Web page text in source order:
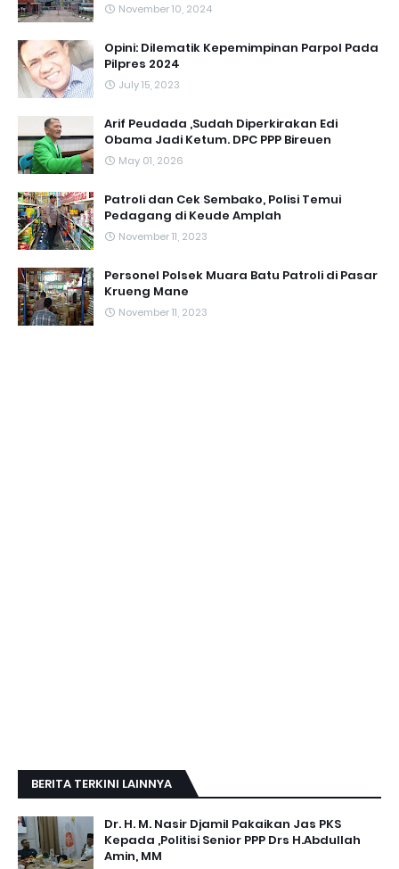
November 10, 2024
Opini: Dilematik Kepemimpinan Parpol Pada
Pilpres 2024
July 15, 2023
Arif Peudada ,Sudah Diperkirakan Edi
Obama Jadi Ketum. DPC PPP Bireuen
May 01, 2026
Patroli dan Cek Sembako, Polisi Temui
Pedagang di Keude Amplah
November 11, 2023
Personel Polsek Muara Batu Patroli di Pasar
Krueng Mane
November 11, 2023
BERITA TERKINI LAINNYA
Dr. H. M. Nasir Djamil Pakaikan Jas PKS
Kepada ,Politisi Senior PPP Drs H.Abdullah
Amin, MM